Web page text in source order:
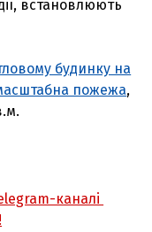
встановлюють
будинку на
пожежа,
каналі